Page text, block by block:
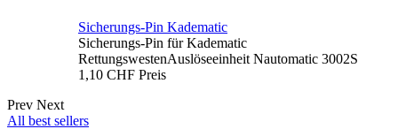
Sicherungs-Pin Kadematic
Sicherungs-Pin für Kadematic
RettungswestenAuslöseeinheit Nautomatic 3002S
1,10 CHF Preis
Prev Next
All best sellers